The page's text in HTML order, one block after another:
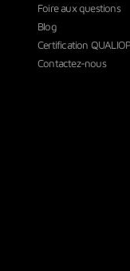
Foire aux questions
Blog
Certification
Contactez-nous